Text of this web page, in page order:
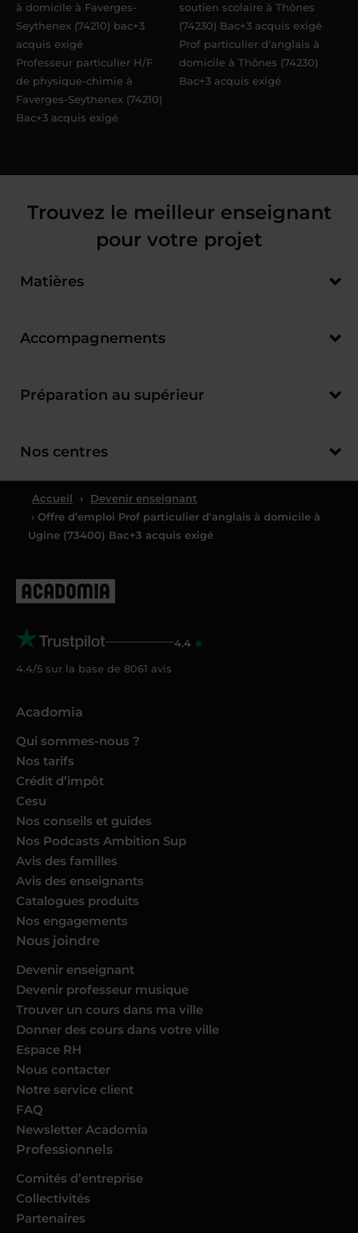
à domicile à Faverges-
Seythenex (74210) bac+3
acquis exigé
Professeur particulier H/F
de physique-chimie à
Faverges-Seythenex (74210)
Bac+3 acquis exigé
soutien scolaire à Thônes
(74230) Bac+3 acquis exigé
Prof particulier d'anglais à
domicile à Thônes (74230)
Bac+3 acquis exigé
Trouvez le meilleur enseignant
pour votre projet
Matières
Accompagnements
Préparation au supérieur
Nos centres
Accueil ›
Devenir enseignant
› Offre d’emploi Prof particulier d'anglais à domicile à
Ugine (73400) Bac+3 acquis exigé
4.4
4.4/5 sur la base de 8061 avis
Acadomia
Qui sommes-nous ?
Nos tarifs
Crédit d’impôt
Cesu
Nos conseils et guides
Nos Podcasts Ambition Sup
Avis des familles
Avis des enseignants
Catalogues produits
Nos engagements
Nous joindre
Devenir enseignant
Devenir professeur musique
Trouver un cours dans ma ville
Donner des cours dans votre ville
Espace RH
Nous contacter
Notre service client
FAQ
Newsletter Acadomia
Professionnels
Comités d’entreprise
Collectivités
Partenaires